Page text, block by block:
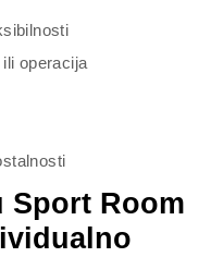
operacija
Sport Room